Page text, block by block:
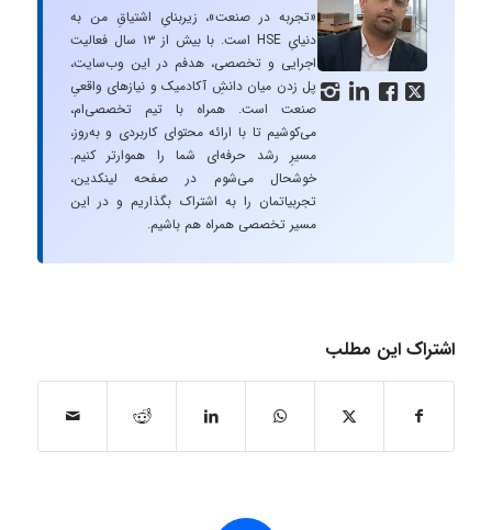
   
«تجربه در صنعت»، زیربنایِ اشتیاقِ من به
دنیایِ HSE است. با بیش از ۱۳ سال فعالیت
اجرایی و تخصصی، هدفم در این وب‌سایت،
پل زدن میان دانشِ آکادمیک و نیازهای واقعیِ
صنعت است. همراه با تیم تخصصی‌ام،
می‌کوشیم تا با ارائه محتوای کاربردی و به‌روز،
مسیرِ رشد حرفه‌ای شما را هموارتر کنیم.
خوشحال می‌شوم در صفحه لینکدین،
تجربیاتمان را به اشتراک بگذاریم و در این
مسیر تخصصی همراه هم باشیم.
اشتراک این مطلب